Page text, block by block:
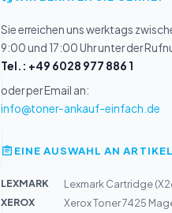
Sie erreichen uns werktags
9:00 und 17:00 Uhr unter der
Tel.: +49 6028 977 886 1
oder per Email an:
info@toner-ankauf-einfach.de
EINE AUSWAHL AN
LEXMARK
Lexmark Cartridge
XEROX
Xerox Toner 7425